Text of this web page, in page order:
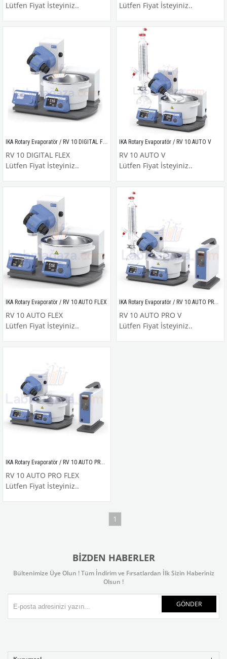
Lütfen Fiyat İsteyiniz..
Lütfen Fiyat İsteyiniz..
IKA Rotary Evaporatör / RV 10 DIGITAL FLEX
RV 10 DIGITAL FLEX
Lütfen Fiyat İsteyiniz..
IKA Rotary Evaporatör / RV 10 AUTO V
RV 10 AUTO V
Lütfen Fiyat İsteyiniz..
IKA Rotary Evaporatör / RV 10 AUTO FLEX
RV 10 AUTO FLEX
Lütfen Fiyat İsteyiniz..
IKA Rotary Evaporatör / RV 10 AUTO PRO V
RV 10 AUTO PRO V
Lütfen Fiyat İsteyiniz..
IKA Rotary Evaporatör / RV 10 AUTO PRO FLEX
RV 10 AUTO PRO FLEX
Lütfen Fiyat İsteyiniz..
1
BIZDEN HABERLER
Bültenimize Üye Olun ! Tüm İndirim ve Fırsatlardan İlk Sizin Haberiniz
Olsun !
GÖNDER